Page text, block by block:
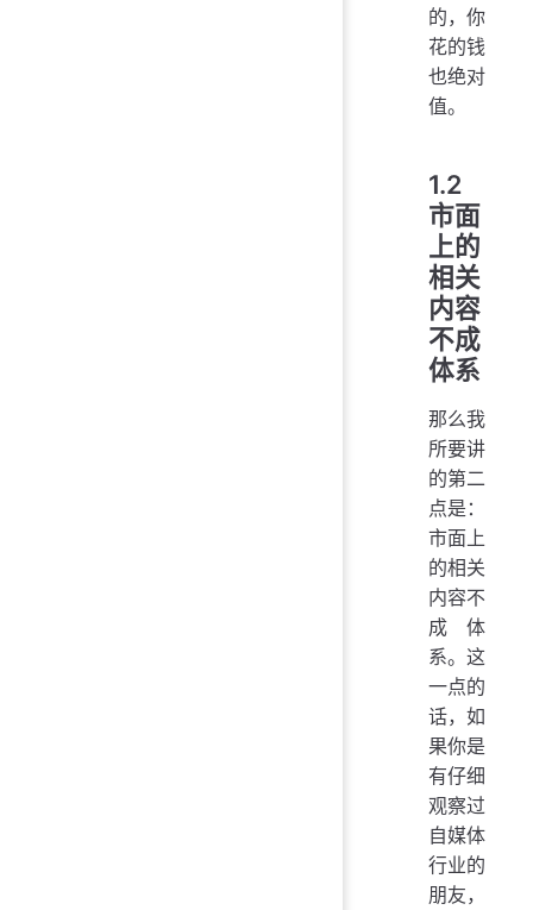
的，你
花的钱
也绝对
值。
1.2
市面
上的
相关
内容
不成
体系
那么我
所要讲
的第二
点是：
市面上
的相关
内容不
成体
系。这
一点的
话，如
果你是
有仔细
观察过
自媒体
行业的
朋友，